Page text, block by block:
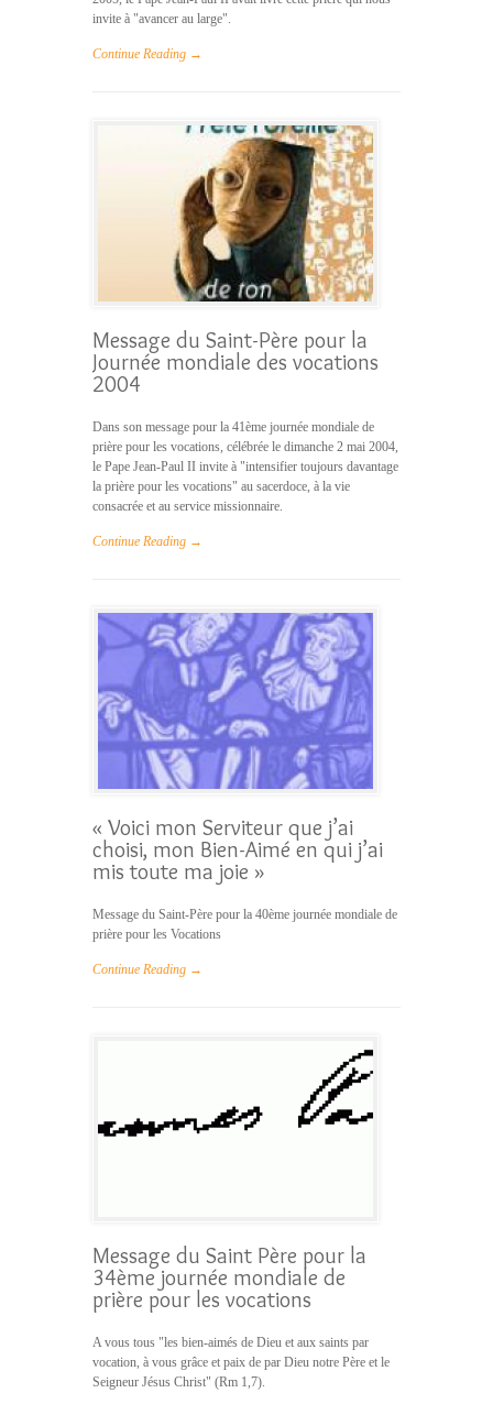
invite à "avancer au large".
Continue Reading →
Message du Saint-Père pour la
Journée mondiale des vocations
2004
Dans son message pour la 41ème journée mondiale de
prière pour les vocations, célébrée le dimanche 2 mai 2004,
le Pape Jean-Paul II invite à "intensifier toujours davantage
la prière pour les vocations" au sacerdoce, à la vie
consacrée et au service missionnaire.
Continue Reading →
« Voici mon Serviteur que j’ai
choisi, mon Bien-Aimé en qui j’ai
mis toute ma joie »
Message du Saint-Père pour la 40ème journée mondiale de
prière pour les Vocations
Continue Reading →
Message du Saint Père pour la
34ème journée mondiale de
prière pour les vocations
A vous tous "les bien-aimés de Dieu et aux saints par
vocation, à vous grâce et paix de par Dieu notre Père et le
Seigneur Jésus Christ" (Rm 1,7).